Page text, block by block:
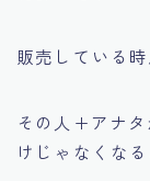
販売している
その人+アナ
けじゃなくな